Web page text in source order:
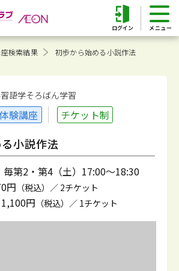
ログイン
検索結果 初歩から始める小説作法
語学そろばん学習
体験講座 チケット制
小説作法
毎第2・第4（土）17:00～18:30
円 （税込）／ 2チケット
1,100円 （税込）／ 1チケット